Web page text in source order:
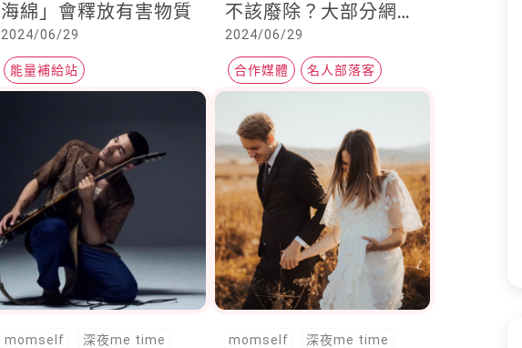
海綿」會釋放有害物質
2024/06/29
能量補給站
不該廢除？大部分網友
持「這觀點」，5建議
改善亂象
2024/06/29
合作媒體 名人部落客
momself 深夜me time momself 深夜me time